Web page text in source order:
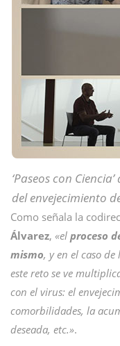
‘Paseos con
del envejecimiento
Como señala la
Álvarez, «el proceso
mismo, y en el caso
este reto se ve
con el virus: el
comorbilidades, la
deseada, etc.».